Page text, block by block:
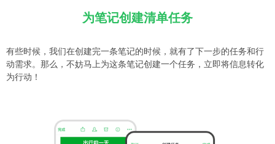
为笔记创建清单任务
有些时候，我们在创建完一条笔记的时候，就有了下一步的任务和行
动需求。那么，不妨马上为这条笔记创建一个任务，立即将信息转化
为行动！